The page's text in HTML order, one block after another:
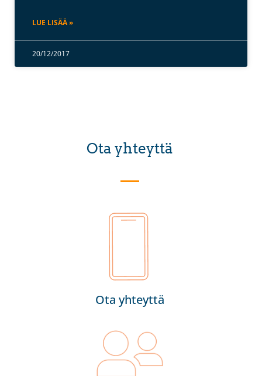
LUE LISÄÄ »
20/12/2017
Ota yhteyttä
Ota yhteyttä